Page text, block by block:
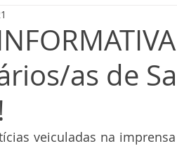
as de
veiculadas na